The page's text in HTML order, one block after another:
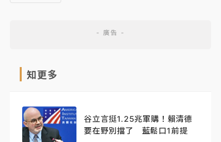
知更多
谷立言挺1.25兆軍購！賴清德
要在野別擋了 藍鬆口1前提